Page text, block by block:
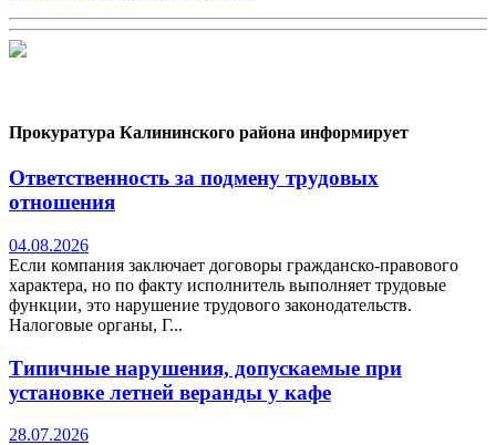
Прокуратура Калининского района информирует
Ответственность за подмену трудовых
отношения
04.08.2026
Если компания заключает договоры гражданско-правового
характера, но по факту исполнитель выполняет трудовые
функции, это нарушение трудового законодательств.
Налоговые органы, Г...
Типичные нарушения, допускаемые при
установке летней веранды у кафе
28.07.2026